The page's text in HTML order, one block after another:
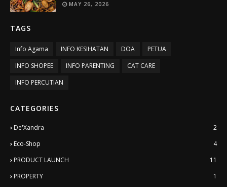
MAY 26, 2026
TAGS
Info Agama INFO KESIHATAN DOA
PETUA
INFO SHOPEE
INFO PARENTING
CAT CARE
INFO PERCUTIAN
CATEGORIES
De'Xandra
2
Eco-Shop
4
PRODUCT LAUNCH
11
PROPERTY
1